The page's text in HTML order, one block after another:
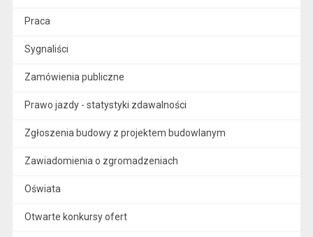
Praca
Sygnaliści
Zamówienia publiczne
Prawo jazdy - statystyki zdawalności
Zgłoszenia budowy z projektem budowlanym
Zawiadomienia o zgromadzeniach
Oświata
Otwarte konkursy ofert